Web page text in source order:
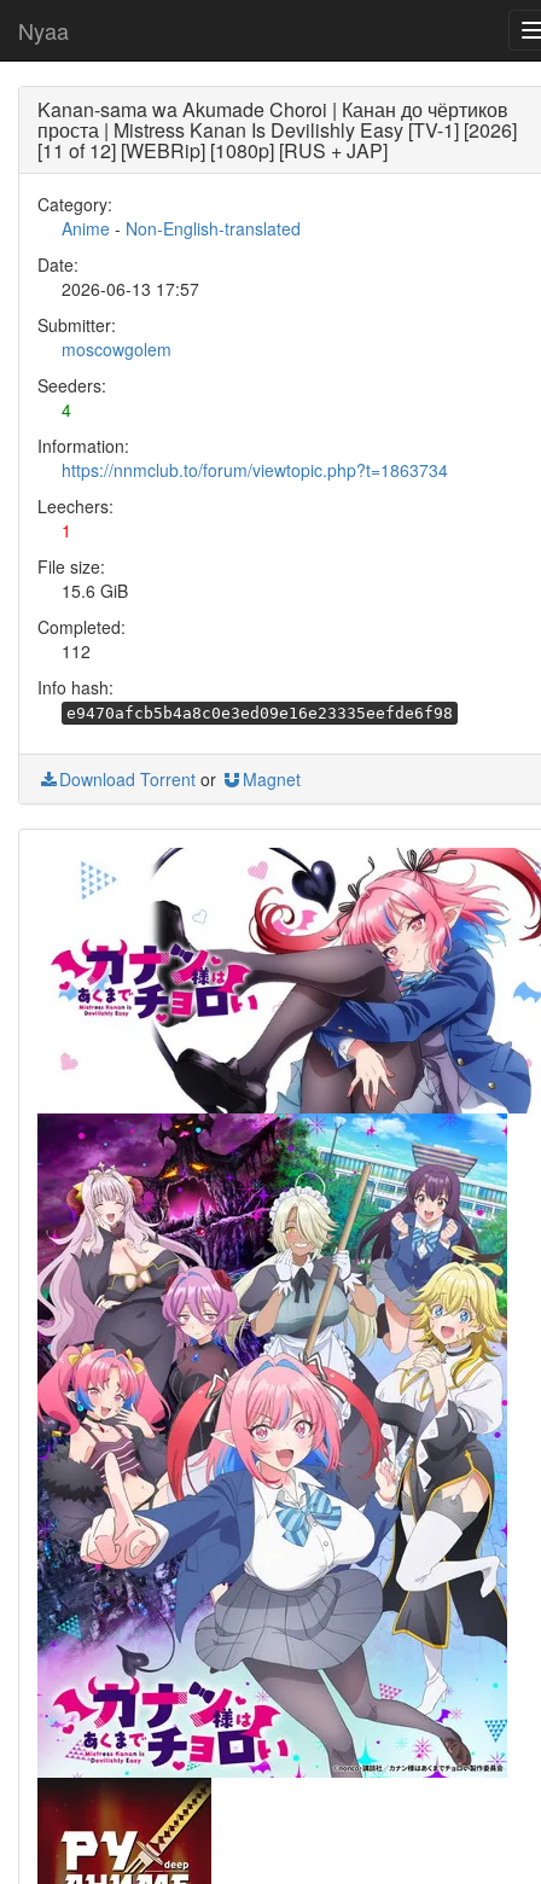
Nyaa
Kanan-sama wa Akumade Choroi | Канан до чёртиков
проста | Mistress Kanan Is Devilishly Easy [TV-1] [2026]
[11 of 12] [WEBRip] [1080p] [RUS + JAP]
Category:
Anime - Non-English-translated
Date:
2026-06-13 17:57
Submitter:
moscowgolem
Seeders:
4
Information:
https://nnmclub.to/forum/viewtopic.php?t=1863734
Leechers:
1
File size:
15.6 GiB
Completed:
112
Info hash:
e9470afcb5b4a8c0e3ed09e16e23335eefde6f98
Download Torrent or Magnet